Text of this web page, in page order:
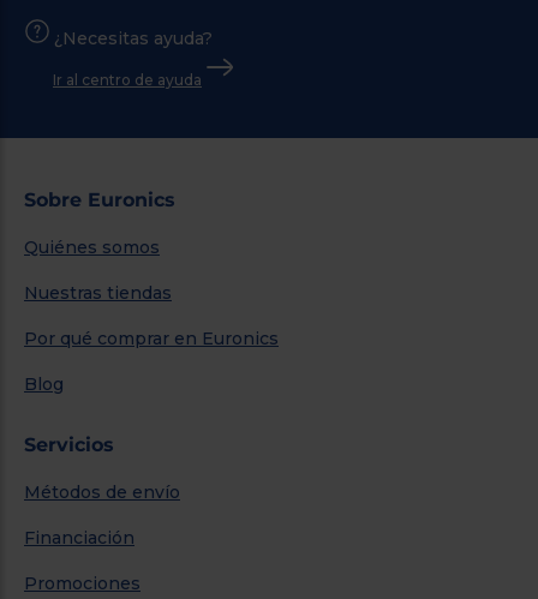
¿Necesitas ayuda?
Ir al centro de ayuda
Sobre Euronics
Quiénes somos
Nuestras tiendas
Por qué comprar en Euronics
Blog
Servicios
Métodos de envío
Financiación
Promociones